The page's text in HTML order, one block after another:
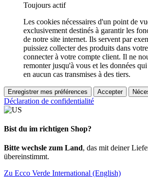
Toujours actif
Les cookies nécessaires d'un point de
exclusivement destinés à garantir les
de notre site internet. Ils servent par
puissiez collecter des produits dans
connecter à votre compte client. Il ne
remonter jusqu'à vous et les données
en aucun cas transmises à des tiers.
Enregistrer mes préférences Accepter
Déclaration de confidentialité
Bist du im richtigen Shop?
Bitte wechsle zum Land, das mit deiner
übereinstimmt.
Zu Ecco Verde International (English)